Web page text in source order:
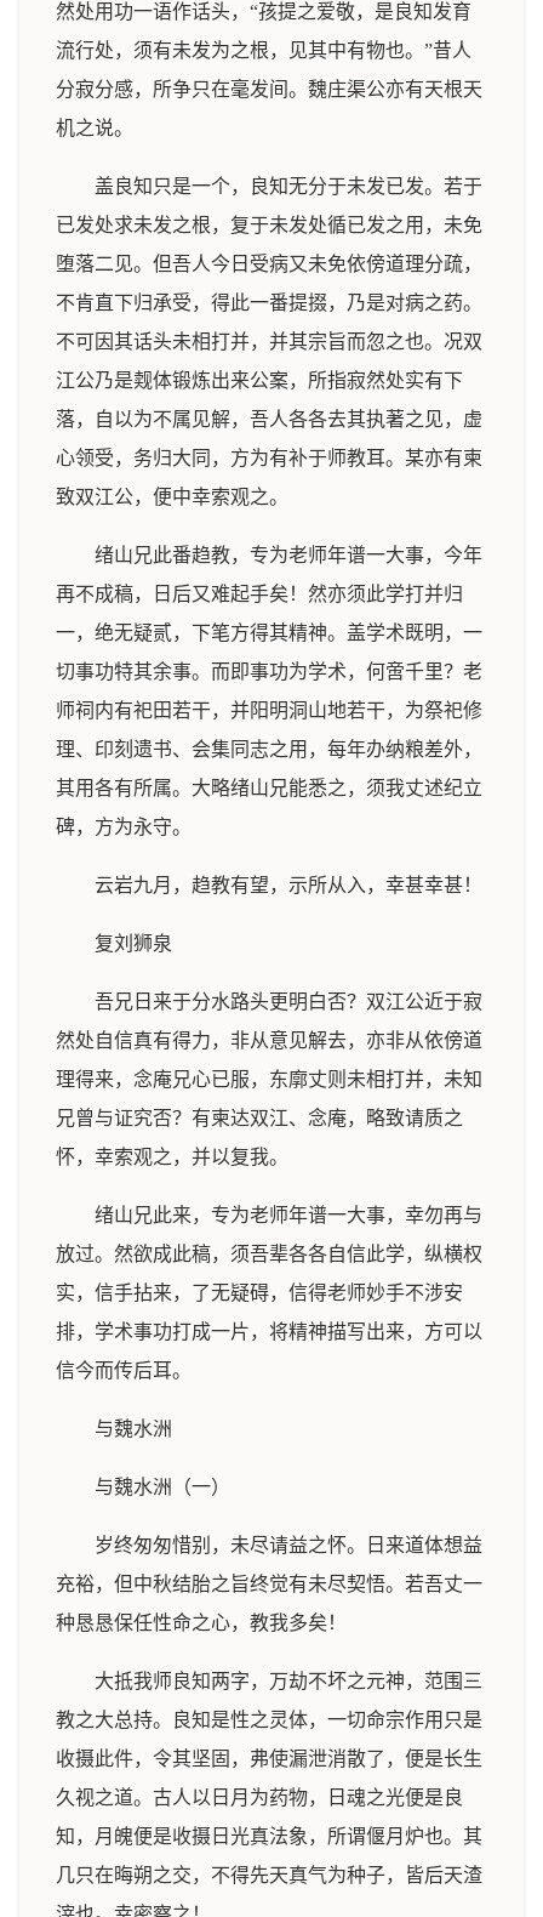
然处用功一语作话头，“孩提之爱敬，是良知发育
流行处，须有未发为之根，见其中有物也。”昔人
分寂分感，所争只在毫发间。魏庄渠公亦有天根天
机之说。
盖良知只是一个，良知无分于未发已发。若于
已发处求未发之根，复于未发处循已发之用，未免
堕落二见。但吾人今日受病又未免依傍道理分疏，
不肯直下归承受，得此一番提掇，乃是对病之药。
不可因其话头未相打并，并其宗旨而忽之也。况双
江公乃是觌体锻炼出来公案，所指寂然处实有下
落，自以为不属见解，吾人各各去其执著之见，虚
心领受，务归大同，方为有补于师教耳。某亦有柬
致双江公，便中幸索观之。
绪山兄此番趋教，专为老师年谱一大事，今年
再不成稿，日后又难起手矣！然亦须此学打并归
一，绝无疑贰，下笔方得其精神。盖学术既明，一
切事功特其余事。而即事功为学术，何啻千里？老
师祠内有祀田若干，并阳明洞山地若干，为祭祀修
理、印刻遗书、会集同志之用，每年办纳粮差外，
其用各有所属。大略绪山兄能悉之，须我丈述纪立
碑，方为永守。
云岩九月，趋教有望，示所从入，幸甚幸甚！
复刘狮泉
吾兄日来于分水路头更明白否？双江公近于寂
然处自信真有得力，非从意见解去，亦非从依傍道
理得来，念庵兄心已服，东廓丈则未相打并，未知
兄曾与证究否？有柬达双江、念庵，略致请质之
怀，幸索观之，并以复我。
绪山兄此来，专为老师年谱一大事，幸勿再与
放过。然欲成此稿，须吾辈各各自信此学，纵横权
实，信手拈来，了无疑碍，信得老师妙手不涉安
排，学术事功打成一片，将精神描写出来，方可以
信今而传后耳。
与魏水洲
与魏水洲（一）
岁终匆匆惜别，未尽请益之怀。日来道体想益
充裕，但中秋结胎之旨终觉有未尽契悟。若吾丈一
种恳恳保任性命之心，教我多矣！
大抵我师良知两字，万劫不坏之元神，范围三
教之大总持。良知是性之灵体，一切命宗作用只是
收摄此件，令其坚固，弗使漏泄消散了，便是长生
久视之道。古人以日月为药物，日魂之光便是良
知，月魄便是收摄日光真法象，所谓偃月炉也。其
几只在晦朔之交，不得先天真气为种子，皆后天渣